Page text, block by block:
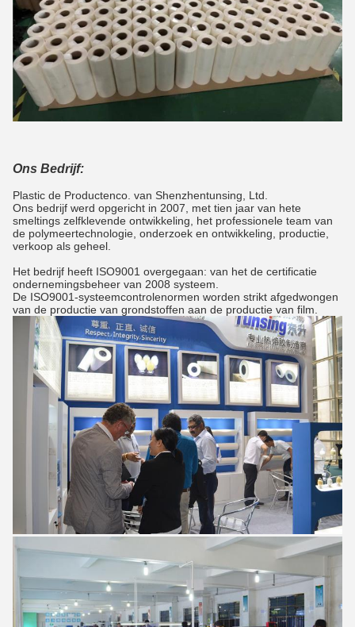
Ons Bedrijf:
Plastic de Productenco. van Shenzhentunsing, Ltd.
Ons bedrijf werd opgericht in 2007, met tien jaar van hete
smeltings zelfklevende ontwikkeling, het professionele team van
de polymeertechnologie, onderzoek en ontwikkeling, productie,
verkoop als geheel.
Het bedrijf heeft ISO9001 overgegaan: van het de certificatie
ondernemingsbeheer van 2008 systeem.
De ISO9001-systeemcontrolenormen worden strikt afgedwongen
van de productie van grondstoffen aan de productie van film.